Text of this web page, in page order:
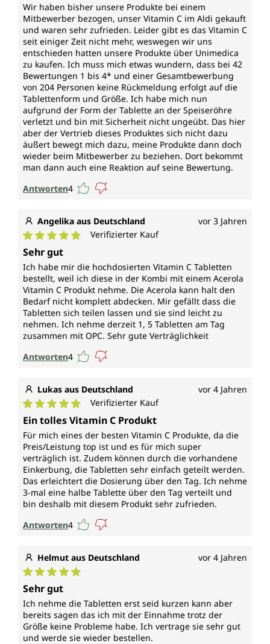
Wir haben bisher unsere Produkte bei einem
Mitbewerber bezogen, unser Vitamin C im Aldi gekauft
und waren sehr zufrieden. Leider gibt es das Vitamin C
seit einiger Zeit nicht mehr, weswegen wir uns
entschieden hatten unsere Produkte über Unimedica
zu kaufen. Ich muss mich etwas wundern, dass bei 42
Bewertungen 1 bis 4* und einer Gesamtbewerbung
von 204 Personen keine Rückmeldung erfolgt auf die
Tablettenform und Größe. Ich habe mich nun
aufgrund der Form der Tablette an der Speiseröhre
verletzt und bin mit Sicherheit nicht ungeübt. Das hier
aber der Vertrieb dieses Produktes sich nicht dazu
äußert bewegt mich dazu, meine Produkte dann doch
wieder beim Mitbewerber zu beziehen. Dort bekommt
man dann auch eine Reaktion auf seine Bewertung.
Antworten4
Angelika aus Deutschland vor 3 Jahren
Durchschnittliche Bewertung von 5 von 5 Sternen
Verifizierter Kauf
Sehr gut
Ich habe mir die hochdosierten Vitamin C Tabletten
bestellt, weil ich diese in der Kombi mit einem Acerola
Vitamin C Produkt nehme. Die Acerola kann halt den
Bedarf nicht komplett abdecken. Mir gefällt dass die
Tabletten sich teilen lassen und sie sind leicht zu
nehmen. Ich nehme derzeit 1, 5 Tabletten am Tag
zusammen mit OPC. Sehr gute Verträglichkeit
Antworten4
Lukas aus Deutschland vor 4 Jahren
Durchschnittliche Bewertung von 5 von 5 Sternen
Verifizierter Kauf
Ein tolles Vitamin C Produkt
Für mich eines der besten Vitamin C Produkte, da die
Preis/Leistung top ist und es für mich super
verträglich ist. Zudem können durch die vorhandene
Einkerbung, die Tabletten sehr einfach geteilt werden.
Das erleichtert die Dosierung über den Tag. Ich nehme
3-mal eine halbe Tablette über den Tag verteilt und
bin deshalb mit diesem Produkt sehr zufrieden.
Antworten4
Helmut aus Deutschland vor 4 Jahren
Durchschnittliche Bewertung von 5 von 5 Sternen
Sehr gut
Ich nehme die Tabletten erst seid kurzen kann aber
bereits sagen das ich mit der Einnahme trotz der
Größe keine Probleme habe. Ich vertrage sie sehr gut
und werde sie wieder bestellen.